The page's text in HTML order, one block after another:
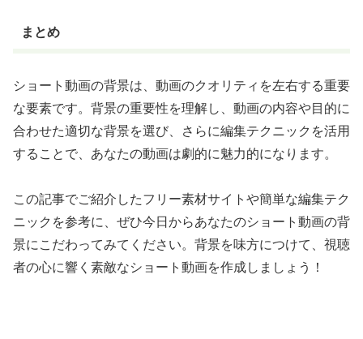
まとめ
ショート動画の背景は、動画のクオリティを左右する重要
な要素です。背景の重要性を理解し、動画の内容や目的に
合わせた適切な背景を選び、さらに編集テクニックを活用
することで、あなたの動画は劇的に魅力的になります。
この記事でご紹介したフリー素材サイトや簡単な編集テク
ニックを参考に、ぜひ今日からあなたのショート動画の背
景にこだわってみてください。背景を味方につけて、視聴
者の心に響く素敵なショート動画を作成しましょう！